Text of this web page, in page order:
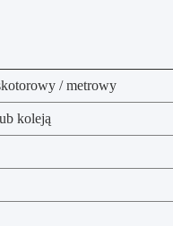
/ metrowy
koleją